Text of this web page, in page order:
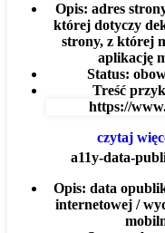
Opis: adres
której dotyczy
strony, z której
aplikację
Status:
Treść
https://
czytaj
a11y-data-
Opis: data
internetowej /